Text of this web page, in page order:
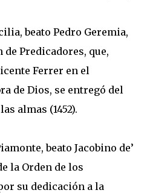
beato Pedro Geremia,
Predicadores, que,
Ferrer en el
de Dios, se entregó del
almas (1452).
beato Jacobino de’
la Orden de los
su dedicación a la